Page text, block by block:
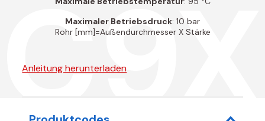
C9X
Maximaler Betriebsdruck: 10 bar
Rohr [mm]=Außendurchmesser X Stärke
Anleitung herunterladen